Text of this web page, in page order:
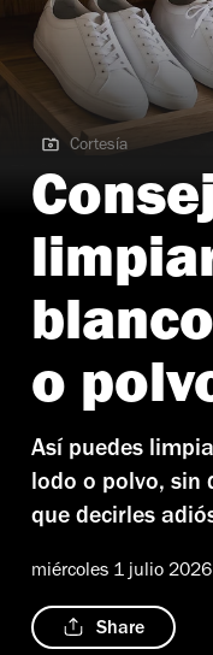
Cortesía | Cómo limpiar
Cortesía
o
Así puedes
lodo o polvo, sin
que decirles
miércoles 1 julio 2026
Share